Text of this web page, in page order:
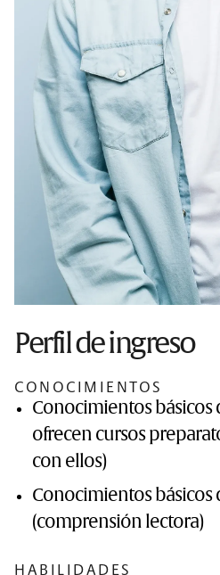
Perfil de ingreso
CONOCIMIENTOS
Conocimientos básicos
ofrecen cursos
con ellos)
Conocimientos básicos
(comprensión lectora)
HABILIDADES